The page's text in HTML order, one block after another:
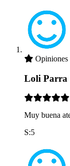
Opiniones
Loli Parra
Muy buena
S:5